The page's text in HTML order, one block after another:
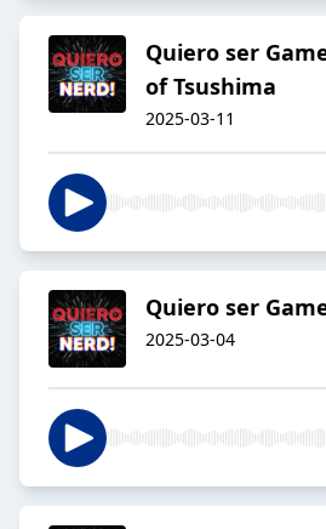
Quiero ser
of Tsushima
2025-03-11
Quiero ser
2025-03-04